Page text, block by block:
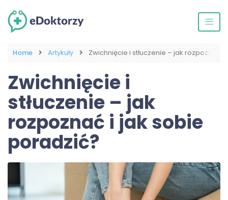
Home Artykuły Zwichnięcie i stłuczenie – jak rozpoznać
Zwichnięcie i
stłuczenie – jak
rozpoznać i jak sobie
poradzić?